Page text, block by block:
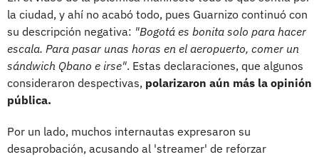
la ciudad, y ahí no acabó todo, pues Guarnizo continuó con
su descripción negativa: "Bogotá es bonita solo para hacer
escala. Para pasar unas horas en el aeropuerto, comer un
sándwich Qbano e irse". Estas declaraciones, que algunos
consideraron despectivas, polarizaron aún más la opinión
pública.
Por un lado, muchos internautas expresaron su
desaprobación, acusando al 'streamer' de reforzar